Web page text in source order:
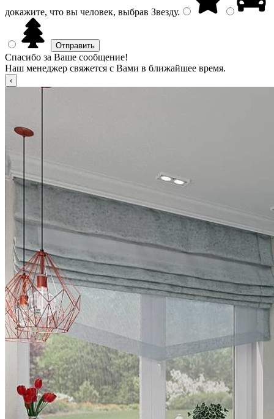
докажите, что вы человек, выбрав Звезду.
Спасибо за Ваше сообщение!
Наш менеджер свяжется с Вами в ближайшее время.